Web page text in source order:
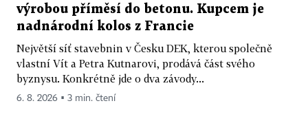
výrobou příměsí do betonu. Kupcem je
nadnárodní kolos z Francie
Největší síť stavebnin v Česku DEK, kterou společně
vlastní Vít a Petra Kutnarovi, prodává část svého
byznysu. Konkrétně jde o dva závody...
6. 8. 2026 ▪ 3 min. čtení